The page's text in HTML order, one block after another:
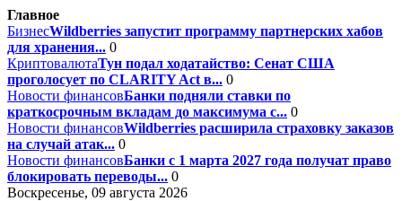
Главное
БизнесWildberries запустит программу партнерских хабов
для хранения... 0
КриптовалютаТун подал ходатайство: Сенат США
проголосует по CLARITY Act в... 0
Новости финансовБанки подняли ставки по
краткосрочным вкладам до максимума с... 0
Новости финансовWildberries расширила страховку заказов
на случай атак... 0
Новости финансовБанки с 1 марта 2027 года получат право
блокировать переводы... 0
Воскресенье, 09 августа 2026